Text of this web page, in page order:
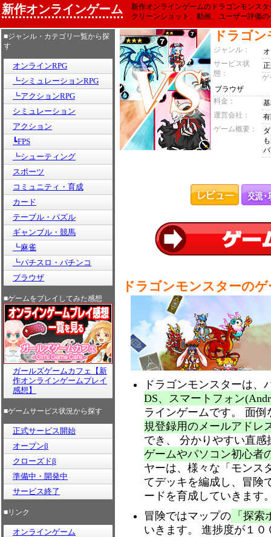
新作オンラインゲーム
新作オンラインゲームのドラゴンモンス
クリーンショット、動画、ユーザー評価
■ジャンル・カテゴリ一覧から探
す
オンラインRPG
┗シミュレーションRPG
┗アクションRPG
シミュレーション
アクション
┗FPS
┗シューティング
スポーツ
コミュニティ・育成
カード
テーブル・パズル
ギャンブル・競馬
┗麻雀
┗パチスロ・パチンコ
ブラウザ
■ゲームをプレイしてみた感想
ガールズゲームカフェ【新
作オンラインゲームプレイ
感想】
■ゲームサービス状況から探す
正式サービス開始
オープンβ
クローズドβ
準備中・開発中
サービス終了
■リンク
オンラインゲーム
ドラゴ
ジャンル：
サービス状
態：
ゲ
ブラウザ
料金：
運営会社：
ゲーム概要：
ドラゴンモンスターの
ドラゴンモンスターは、
DS、スマートフォン
ラインゲームです。 面
規登録用のメールアドレ
でき、 分かりやすい直
ゲームやパソコン初心者
ヤーは、様々な「モンス
てデッキを編成し、冒険
ードを育成していきます
冒険ではマップの 「探
いきます。 進捗度が１